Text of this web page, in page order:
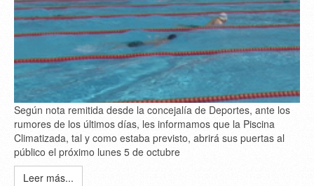
Según nota remitida desde la concejalía de Deportes, ante los
rumores de los últimos días, les informamos que la Piscina
Climatizada, tal y como estaba previsto, abrirá sus puertas al
público el próximo lunes 5 de octubre
Leer más...